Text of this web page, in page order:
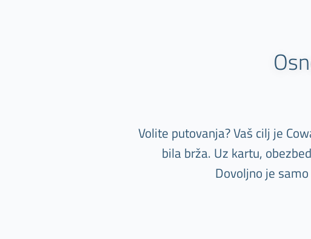
Volite putovanja? Vaš cilj je
bila brža. Uz kartu,
Dovoljno je